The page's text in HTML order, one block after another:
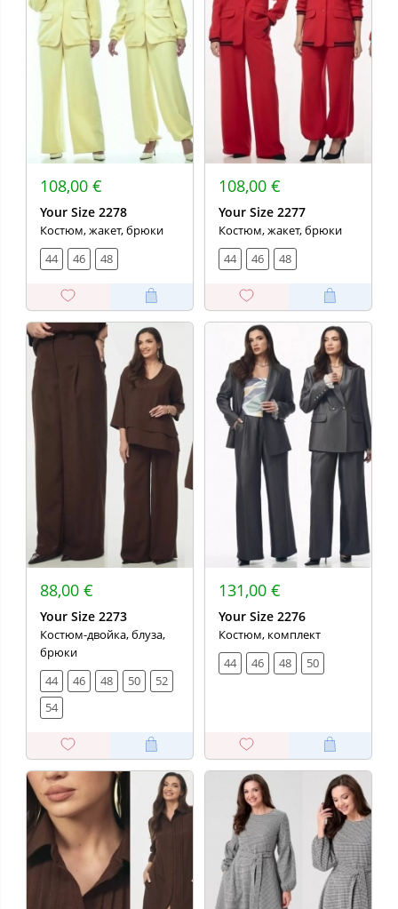
108,00 €
Your Size 2278
Костюм, жакет, брюки
44
46 48
108,00 €
Your Size 2277
Костюм, жакет, брюки
44
46 48
88,00 €
Your Size 2273
Костюм-двойка, блуза,
брюки
44
46 48 50
52
54
131,00 €
Your Size 2276
Костюм, комплект
44
46 48 50